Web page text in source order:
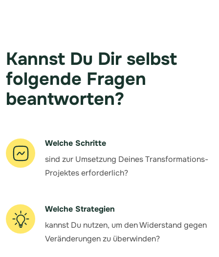
Kannst Du Dir selbst
folgende Fragen
beantworten?
Welche Schritte
sind zur Umsetzung Deines Transformations-
Projektes erforderlich?
Welche Strategien
kannst Du nutzen, um den Widerstand gegen
Veränderungen zu überwinden?